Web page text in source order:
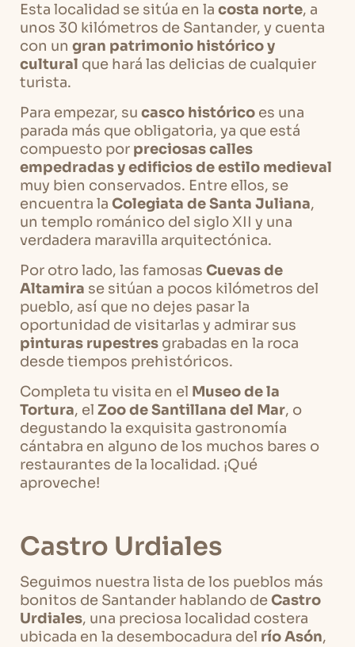
Esta localidad se sitúa en la costa norte, a
unos 30 kilómetros de Santander, y cuenta
con un gran patrimonio histórico y
cultural que hará las delicias de cualquier
turista.
Para empezar, su casco histórico es una
parada más que obligatoria, ya que está
compuesto por preciosas calles
empedradas y edificios de estilo medieval
muy bien conservados. Entre ellos, se
encuentra la Colegiata de Santa Juliana,
un templo románico del siglo XII y una
verdadera maravilla arquitectónica.
Por otro lado, las famosas Cuevas de
Altamira se sitúan a pocos kilómetros del
pueblo, así que no dejes pasar la
oportunidad de visitarlas y admirar sus
pinturas rupestres grabadas en la roca
desde tiempos prehistóricos.
Completa tu visita en el Museo de la
Tortura, el Zoo de Santillana del Mar, o
degustando la exquisita gastronomía
cántabra en alguno de los muchos bares o
restaurantes de la localidad. ¡Qué
aproveche!
Castro Urdiales
Seguimos nuestra lista de los pueblos más
bonitos de Santander hablando deCastro
Urdiales, una preciosa localidad costera
ubicada en la desembocadura del río Asón,